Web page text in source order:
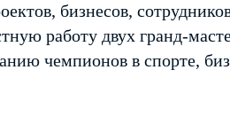
бизнесов,
работу двух гранд-
чемпионов в спорте,